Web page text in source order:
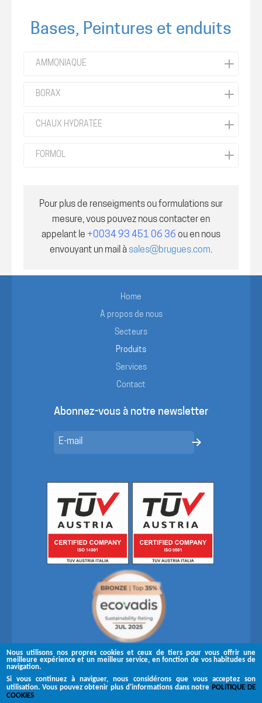
Nous utilisons nos propres cookies et ceux de tiers pour vous offrir une
meilleure expérience et un meilleur service, en fonction de vos habitudes de
navigation.
Si vous continuez à naviguer, nous considérons que vous acceptez son
utilisation. Vous pouvez obtenir plus d'informations dans notre POLITIQUE DE
COOKIES
Bases, Peintures et enduits
AMMONIAQUE
BORAX
CHAUX HYDRATÉE
FORMOL
Pour plus de renseigments ou formulations sur
mesure, vous pouvez nous contacter en
appelant le +0034 93 451 06 36 ou en nous
envouyant un mail à sales@brugues.com.
Home
À propos de nous
Secteurs
Produits
Services
Contact
Abonnez-vous à notre newsletter
Suivez-nous sur